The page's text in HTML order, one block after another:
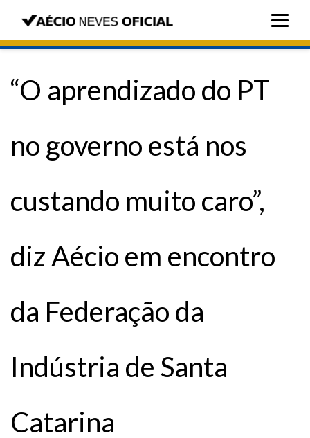
“O aprendizado do PT
no governo está nos
custando muito caro”,
diz Aécio em encontro
da Federação da
Indústria de Santa
Catarina